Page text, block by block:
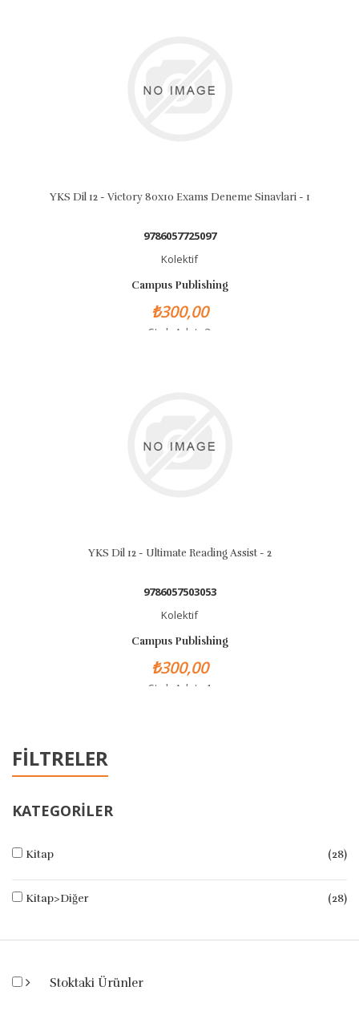
FİLTRELER
KATEGORİLER
Kitap (28)
Kitap>Diğer (28)
Stoktaki Ürünler
YKS Dil 12 - Victory 80x10 Exams Deneme Sinavlari - 1
9786057725097
Kolektif
Campus Publishing
₺300,00
Stok Adet: 3
YKS Dil 12 - Ultimate Reading Assist - 2
9786057503053
Kolektif
Campus Publishing
₺300,00
Stok Adet: 4